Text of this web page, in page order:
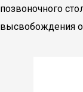
позвоночного
высвобождения